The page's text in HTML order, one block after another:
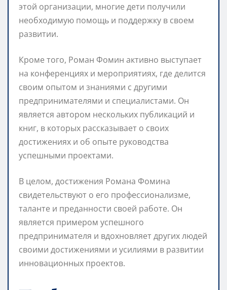
этой организации, многие дети получили
необходимую помощь и поддержку в своем
развитии.
Кроме того, Роман Фомин активно выступает
на конференциях и мероприятиях, где делится
своим опытом и знаниями с другими
предпринимателями и специалистами. Он
является автором нескольких публикаций и
книг, в которых рассказывает о своих
достижениях и об опыте руководства
успешными проектами.
В целом, достижения Романа Фомина
свидетельствуют о его профессионализме,
таланте и преданности своей работе. Он
является примером успешного
предпринимателя и вдохновляет других людей
своими достижениями и усилиями в развитии
инновационных проектов.